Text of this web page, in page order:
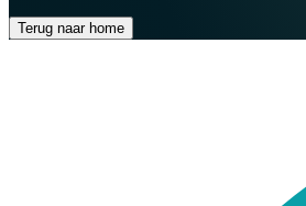
Terug naar home